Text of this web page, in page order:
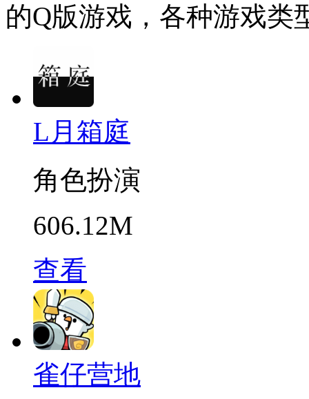
的Q版游戏，各种游戏类
L月箱庭
角色扮演
606.12M
查看
雀仔营地